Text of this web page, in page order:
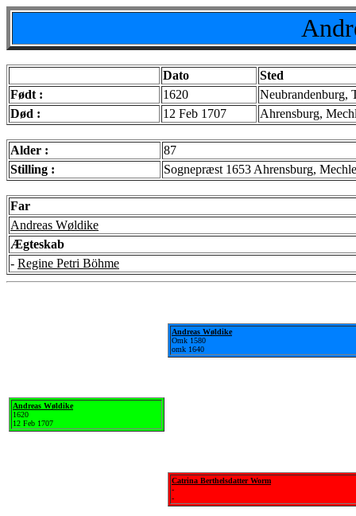
Dato
Sted
Født :
1620
Neubrandenburg,
Død :
12 Feb 1707 Ahrensburg,
Alder :
87
Stilling :
Sognepræst 1653 Ahrensburg,
Far
Andreas Wøldike
Ægteskab
- Regine Petri Böhme
Andreas Wøldike
1620
12 Feb 1707
Andreas Wøldike
Omk 1580
omk 1640
Catrina Berthelsdatter Worm
-
-